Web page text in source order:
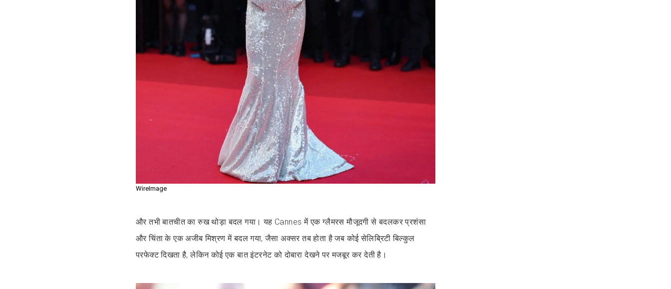
WireImage
और तभी बातचीत का रुख थोड़ा बदल गया। यह Cannes में एक ग्लैमरस मौजूदगी से बदलकर प्रशंसा
और चिंता के एक अजीब मिश्रण में बदल गया, जैसा अक्सर तब होता है जब कोई सेलिब्रिटी बिल्कुल
परफेक्ट दिखता है, लेकिन कोई एक बात इंटरनेट को दोबारा देखने पर मजबूर कर देती है।